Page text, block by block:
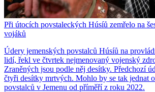
Při útocích povstaleckých Húsíů zemřelo na
vojáků
Údery jemenských povstalců Húsíů na
lidí, řekl ve čtvrtek nejmenovaný vojenský
Zraněných jsou podle něj desítky. Předchozí
čtyři desítky mrtvých. Mohlo by se tak jednat
povstalců v Jemenu od příměří z roku 2022.